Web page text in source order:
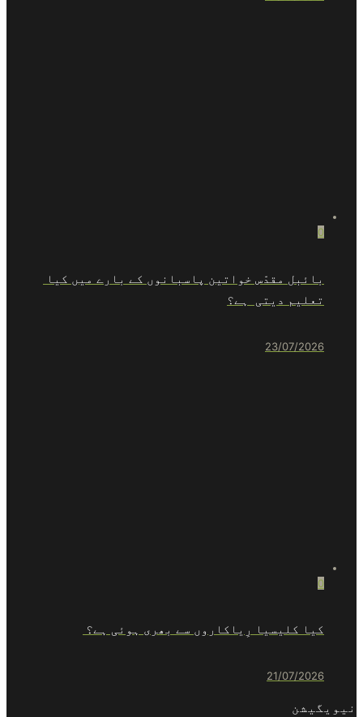
0
بائبل مقدّس خواتین پاسبانوں کے بارے میں کیا
تعلیم دیتی ہے؟
23/07/2026
0
کیا کلیسیا رِیاکاروں سے بھری ہوئی ہے؟
21/07/2026
نیویگیشن